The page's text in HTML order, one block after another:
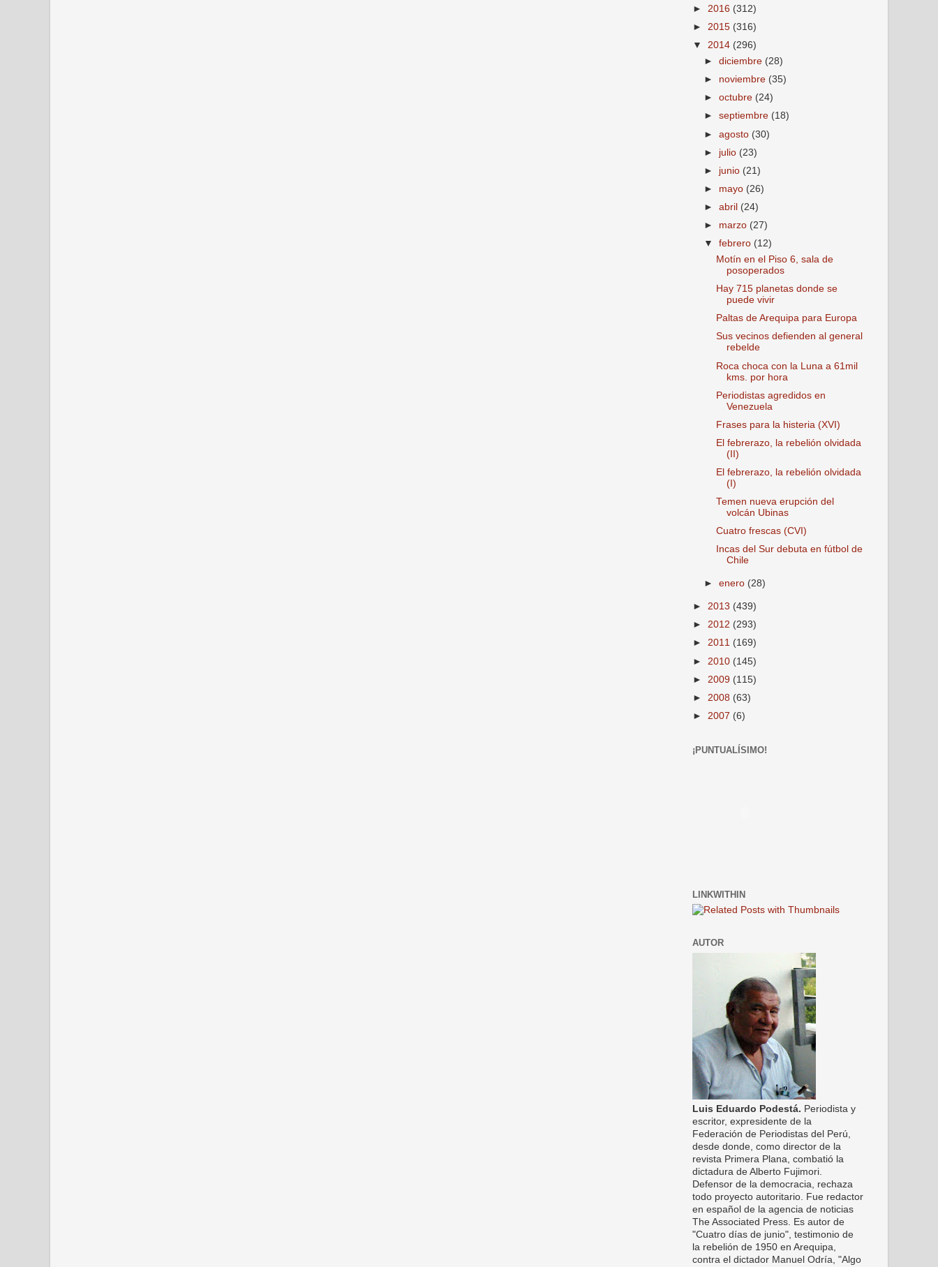
► 2016 (312)
► 2015 (316)
▼ 2014 (296)
►diciembre (28)
► noviembre (35)
►octubre (24)
►septiembre (18)
►agosto (30)
► julio (23)
► junio (21)
► mayo (26)
►abril (24)
► marzo (27)
▼febrero (12)
Motín en el Piso 6, sala de
posoperados
Hay 715 planetas donde se
puede vivir
Paltas de Arequipa para Europa
Sus vecinos defienden al general
rebelde
Roca choca con la Luna a 61mil
kms. por hora
Periodistas agredidos en
Venezuela
Frases para la histeria (XVI)
El febrerazo, la rebelión olvidada
(II)
El febrerazo, la rebelión olvidada
(I)
Temen nueva erupción del
volcán Ubinas
Cuatro frescas (CVI)
Incas del Sur debuta en fútbol de
Chile
►enero (28)
► 2013 (439)
► 2012 (293)
► 2011 (169)
► 2010 (145)
► 2009 (115)
► 2008 (63)
► 2007 (6)
¡PUNTUALÍSIMO!
LINKWITHIN
AUTOR
Luis Eduardo Podestá. Periodista y
escritor, expresidente de la
Federación de Periodistas del Perú,
desde donde, como director de la
revista Primera Plana, combatió la
dictadura de Alberto Fujimori.
Defensor de la democracia, rechaza
todo proyecto autoritario. Fue redactor
en español de la agencia de noticias
The Associated Press. Es autor de
"Cuatro días de junio", testimonio de
la rebelión de 1950 en Arequipa,
contra el dictador Manuel Odría, "Algo